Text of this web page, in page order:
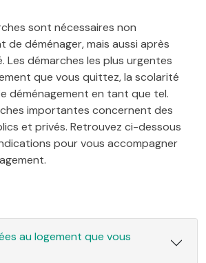
sont nécessaires non
de déménager, mais aussi après
Les démarches les plus urgentes
que vous quittez, la scolarité
déménagement en tant que tel.
importantes concernent des
et privés. Retrouvez ci-dessous
pour vous accompagner
au logement que vous